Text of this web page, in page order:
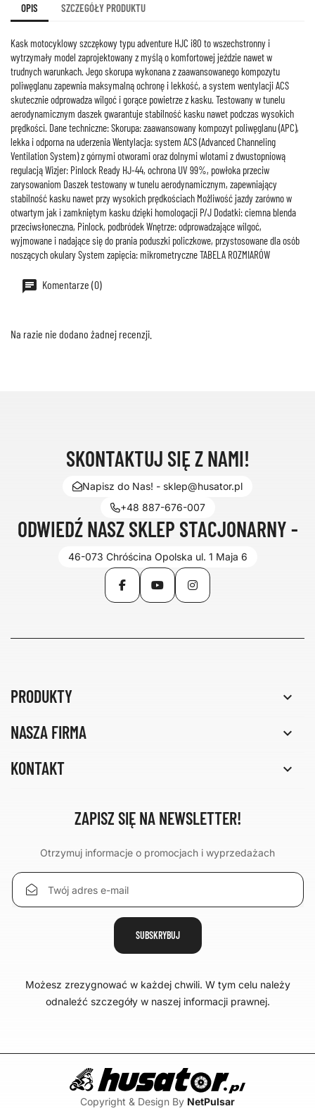
OPIS SZCZEGÓŁY PRODUKTU
Kask motocyklowy szczękowy typu adventure HJC i80 to wszechstronny i
wytrzymały model zaprojektowany z myślą o komfortowej jeździe nawet w
trudnych warunkach. Jego skorupa wykonana z zaawansowanego kompozytu
poliwęglanu zapewnia maksymalną ochronę i lekkość, a system wentylacji ACS
skutecznie odprowadza wilgoć i gorące powietrze z kasku. Testowany w tunelu
aerodynamicznym daszek gwarantuje stabilność kasku nawet podczas wysokich
prędkości. Dane techniczne: Skorupa: zaawansowany kompozyt poliwęglanu (APC),
lekka i odporna na uderzenia Wentylacja: system ACS (Advanced Channeling
Ventilation System) z górnymi otworami oraz dolnymi wlotami z dwustopniową
regulacją Wizjer: Pinlock Ready HJ-44, ochrona UV 99%, powłoka przeciw
zarysowaniom Daszek testowany w tunelu aerodynamicznym, zapewniający
stabilność kasku nawet przy wysokich prędkościach Możliwość jazdy zarówno w
otwartym jak i zamkniętym kasku dzięki homologacji P/J Dodatki: ciemna blenda
przeciwsłoneczna, Pinlock, podbródek Wnętrze: odprowadzające wilgoć,
wyjmowane i nadające się do prania poduszki policzkowe, przystosowane dla osób
noszących okulary System zapięcia: mikrometryczne TABELA ROZMIARÓW
Komentarze (0)
Na razie nie dodano żadnej recenzji.
SKONTAKTUJ SIĘ Z NAMI!
Napisz do Nas! - sklep@husator.pl
+48 887-676-007
ODWIEDŹ NASZ SKLEP STACJONARNY -
46-073 Chróścina Opolska ul. 1 Maja 6
FacebookYouTubeInstagram
PRODUKTY 
NASZA FIRMA 
KONTAKT 
ZAPISZ SIĘ NA NEWSLETTER!
Otrzymuj informacje o promocjach i wyprzedażach
Możesz zrezygnować w każdej chwili. W tym celu należy
odnaleźć szczegóły w naszej informacji prawnej.
Copyright & Design By NetPulsar